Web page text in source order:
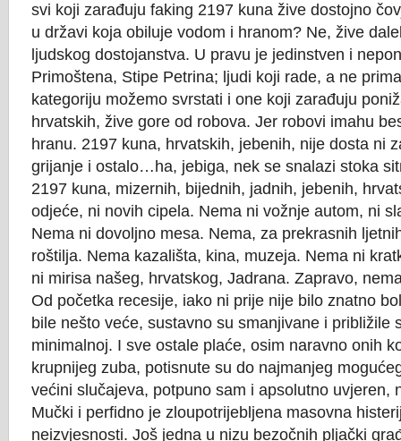
svi koji zarađuju faking 2197 kuna žive dostojno
u državi koja obiluje vodom i hranom? Ne, žive
ljudskog dostojanstva. U pravu je jedinstven i
Primoštena, Stipe Petrina; ljudi koji rade, a ne
kategoriju možemo svrstati i one koji zarađuju
hrvatskih, žive gore od robova. Jer robovi imahu
hranu. 2197 kuna, hrvatskih, jebenih, nije dosta ni
grijanje i ostalo…ha, jebiga, nek se snalazi stoka
2197 kuna, mizernih, bijednih, jadnih, jebenih,
odjeće, ni novih cipela. Nema ni vožnje autom, ni
Nema ni dovoljno mesa. Nema, za prekrasnih
roštilja. Nema kazališta, kina, muzeja. Nema ni
ni mirisa našeg, hrvatskog, Jadrana. Zapravo,
Od početka recesije, iako ni prije nije bilo znatno
bile nešto veće, sustavno su smanjivane i približile
minimalnoj. I sve ostale plaće, osim naravno onih
krupnijeg zuba, potisnute su do najmanjeg
većini slučajeva, potpuno sam i apsolutno uvjeren,
Mučki i perfidno je zloupotrijebljena masovna
neizvjesnosti. Još jedna u nizu bezočnih pljački